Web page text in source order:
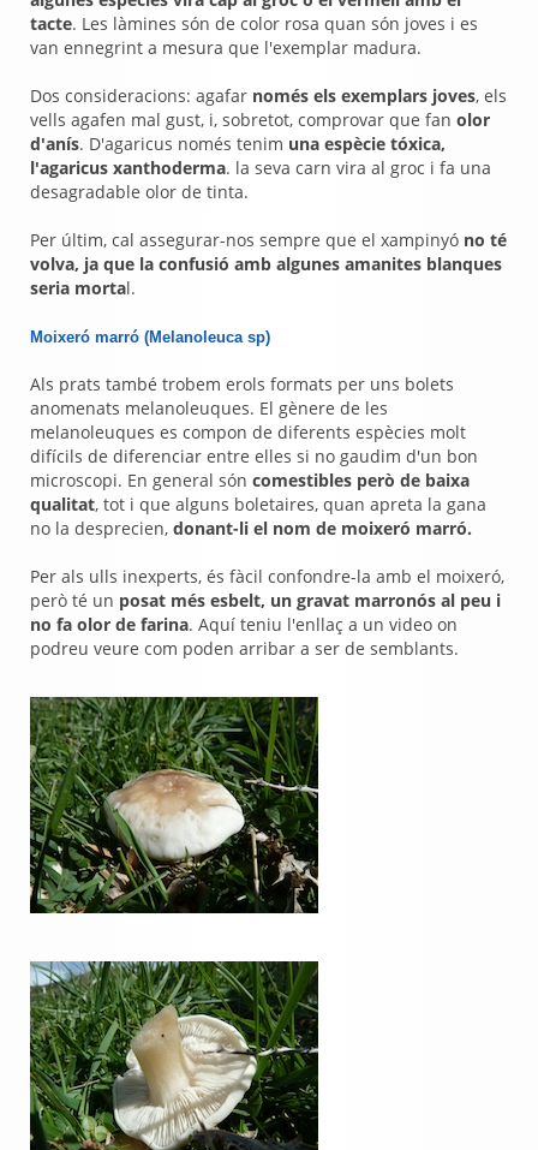
tacte. Les làmines són de color rosa quan són joves i es
van ennegrint a mesura que l'exemplar madura.
Dos consideracions: agafar només els exemplars joves, els
vells agafen mal gust, i, sobretot, comprovar que fan olor
d'anís. D'agaricus només tenim una espècie tóxica,
l'agaricus xanthoderma. la seva carn vira al groc i fa una
desagradable olor de tinta.
Per últim, cal assegurar-nos sempre que el xampinyó no té
volva, ja que la confusió amb algunes amanites blanques
seria mortal.
Moixeró marró (Melanoleuca sp)
Als prats també trobem erols formats per uns bolets
anomenats melanoleuques. El gènere de les
melanoleuques es compon de diferents espècies molt
difícils de diferenciar entre elles si no gaudim d'un bon
microscopi. En general són comestibles però de baixa
qualitat, tot i que alguns boletaires, quan apreta la gana
no la desprecien, donant-li el nom de moixeró marró.
Per als ulls inexperts, és fàcil confondre-la amb el moixeró,
però té un posat més esbelt, un gravat marronós al peu i
no fa olor de farina. Aquí teniu l'enllaç a un video on
podreu veure com poden arribar a ser de semblants.